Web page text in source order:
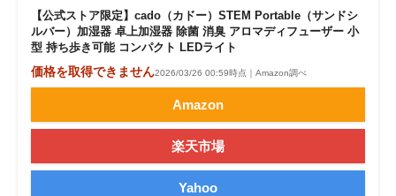
【公式ストア限定】cado（カドー）STEM Portable（サンドシ
ルバー）加湿器 卓上加湿器 除菌 消臭 アロマディフューザー 小
型 持ち歩き可能 コンパクト LEDライト
価格を取得できません2026/03/26 00:59時点｜Amazon調べ
Amazon
楽天市場
Yahoo